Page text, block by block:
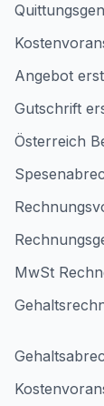
Angebot
Gutschrift
Österreich
MwSt